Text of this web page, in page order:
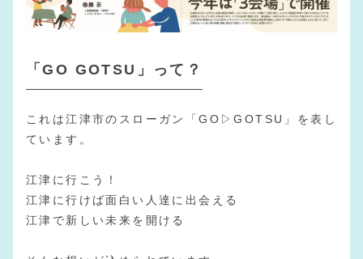
「GO GOTSU」って？
これは江津市のスローガン「GO▷GOTSU」を表し
ています。
江津に行こう！
江津に行けば面白い人達に出会える
江津で新しい未来を開ける